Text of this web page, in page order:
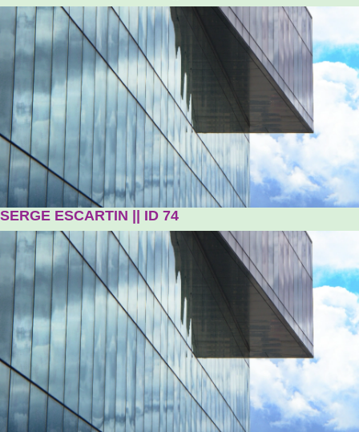
SERGE ESCARTIN || ID 74